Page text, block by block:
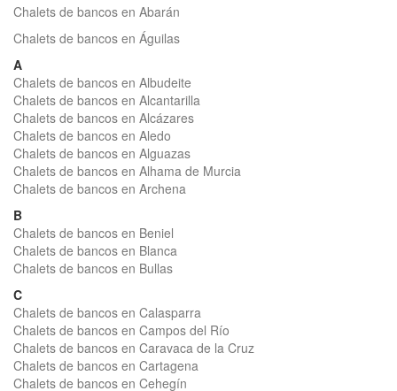
Chalets de bancos en Abarán
Chalets de bancos en Águilas
A
Chalets de bancos en Albudeite
Chalets de bancos en Alcantarilla
Chalets de bancos en Alcázares
Chalets de bancos en Aledo
Chalets de bancos en Alguazas
Chalets de bancos en Alhama de Murcia
Chalets de bancos en Archena
B
Chalets de bancos en Beniel
Chalets de bancos en Blanca
Chalets de bancos en Bullas
C
Chalets de bancos en Calasparra
Chalets de bancos en Campos del Río
Chalets de bancos en Caravaca de la Cruz
Chalets de bancos en Cartagena
Chalets de bancos en Cehegín